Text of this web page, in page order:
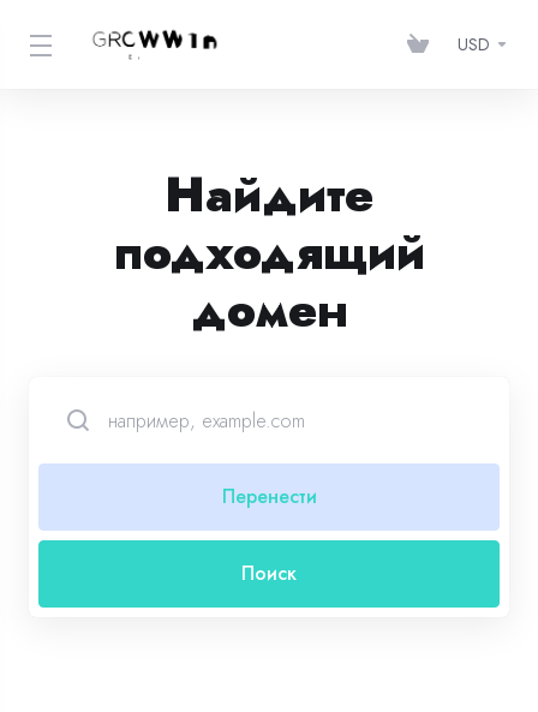
USD
Найдите
подходящий
домен
Перенести
Поиск